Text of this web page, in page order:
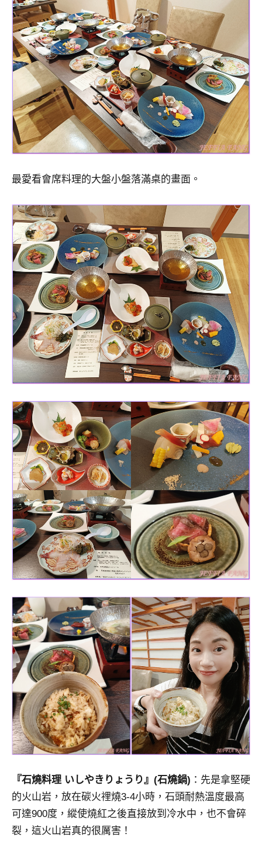
最愛看會席料理的大盤小盤落滿桌的畫面。
『石燒料理 いしやきりょうり』(石燒鍋) ：先是拿堅硬
的火山岩，放在碳火𥚃燒3-4小時，石頭耐熱溫度最高
可達900度，縱使燒紅之後直接放到冷水中，也不會碎
裂，這火山岩真的很厲害！